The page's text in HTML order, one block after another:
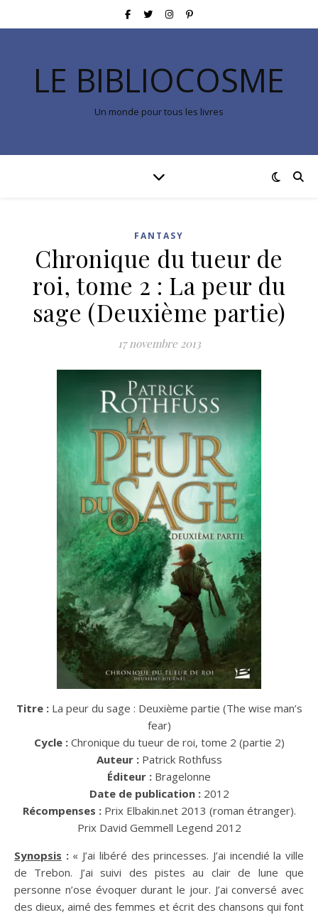
LE BIBLIOCOSME
Un monde pour tous les livres
FANTASY
Chronique du tueur de
roi, tome 2 : La peur du
sage (Deuxième partie)
17 novembre 2013
Titre : La peur du sage : Deuxième partie (The wise man’s
fear)
Cycle : Chronique du tueur de roi, tome 2 (partie 2)
Auteur : Patrick Rothfuss
Éditeur : Bragelonne
Date de publication : 2012
Récompenses : Prix Elbakin.net 2013 (roman étranger).
Prix David Gemmell Legend 2012
Synopsis : « J’ai libéré des princesses. J’ai incendié la ville
de Trebon. J’ai suivi des pistes au clair de lune que
personne n’ose évoquer durant le jour. J’ai conversé avec
des dieux, aimé des femmes et écrit des chansons qui font